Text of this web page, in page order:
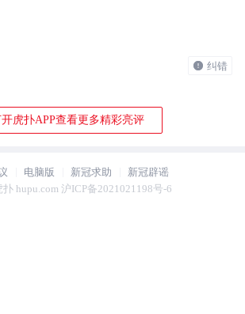
纠错
虎扑APP查看更多精彩亮评
电脑版 新冠求助
新冠辟谣
hupu.com 沪ICP备2021021198号-6